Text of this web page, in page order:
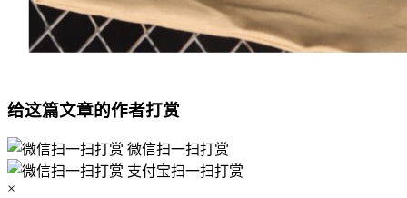
给这篇文章的作者打赏
微信扫一扫打赏
支付宝扫一扫打赏
×